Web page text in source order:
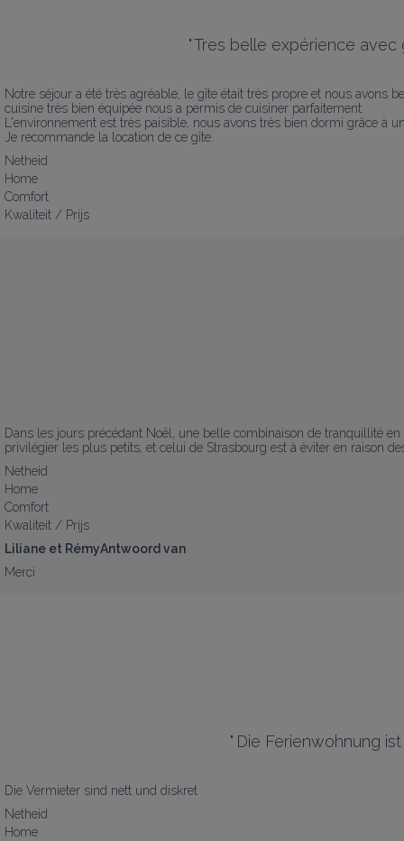
"Tres belle expérience avec
Notre séjour a été très agréable, le gîte était très propre et nous avons
cuisine très bien équipée nous a permis de cuisiner parfaitement.
L'environnement est très paisible, nous avons très bien dormi grâce à
Je recommande la location de ce gîte.
Netheid
Home
Comfort
Kwaliteit / Prijs
Dans les jours précédant Noël, une belle combinaison de tranquillité
privilégier les plus petits, et celui de Strasbourg est à éviter en raison
Netheid
Home
Comfort
Kwaliteit / Prijs
Liliane et RémyAntwoord van
Merci
" Die Ferienwohnung
Die Vermieter sind nett und diskret
Netheid
Home